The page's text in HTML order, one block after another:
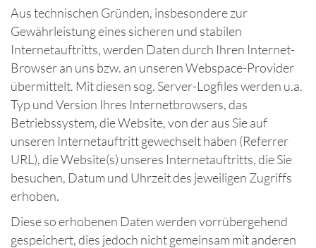
Aus technischen Gründen, insbesondere zur
Gewährleistung eines sicheren und stabilen
Internetauftritts, werden Daten durch Ihren Internet-
Browser an uns bzw. an unseren Webspace-Provider
übermittelt. Mit diesen sog. Server-Logfiles werden u.a.
Typ und Version Ihres Internetbrowsers, das
Betriebssystem, die Website, von der aus Sie auf
unseren Internetauftritt gewechselt haben (Referrer
URL), die Website(s) unseres Internetauftritts, die Sie
besuchen, Datum und Uhrzeit des jeweiligen Zugriffs
erhoben.
Diese so erhobenen Daten werden vorrübergehend
gespeichert, dies jedoch nicht gemeinsam mit anderen